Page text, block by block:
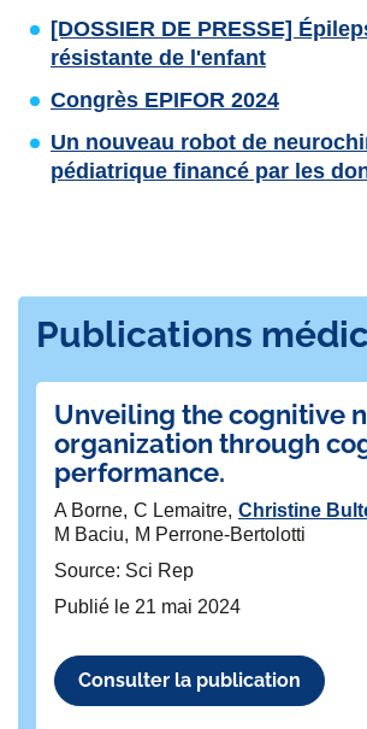
[DOSSIER DE PRESSE]
résistante de l'enfant
Congrès EPIFOR 2024
Un nouveau robot de
pédiatrique financé par les
Publications
Unveiling the cognitive
organization through
performance.
A Borne C Lemaitre Christine
M Baciu
M Perrone-Bertolotti
Source: Sci Rep
Publié le 21 mai 2024
Consulter la publication